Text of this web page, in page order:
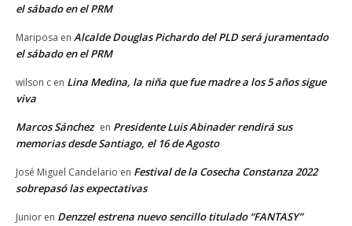
el sábado en el PRM
Mariposa en Alcalde Douglas Pichardo del PLD será juramentado
el sábado en el PRM
wilson c en Lina Medina, la niña que fue madre a los 5 años sigue
viva
Marcos Sánchez en Presidente Luis Abinader rendirá sus
memorias desde Santiago, el 16 de Agosto
José Miguel Candelario en Festival de la Cosecha Constanza 2022
sobrepasó las expectativas
Junior en Denzzel estrena nuevo sencillo titulado “FANTASY”